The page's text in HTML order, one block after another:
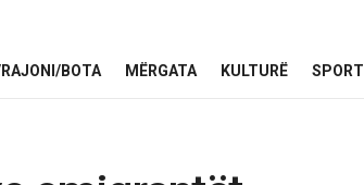
BOTA MËRGATA KULTURË SPORT